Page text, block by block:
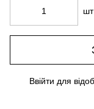
шт
Ввійти для